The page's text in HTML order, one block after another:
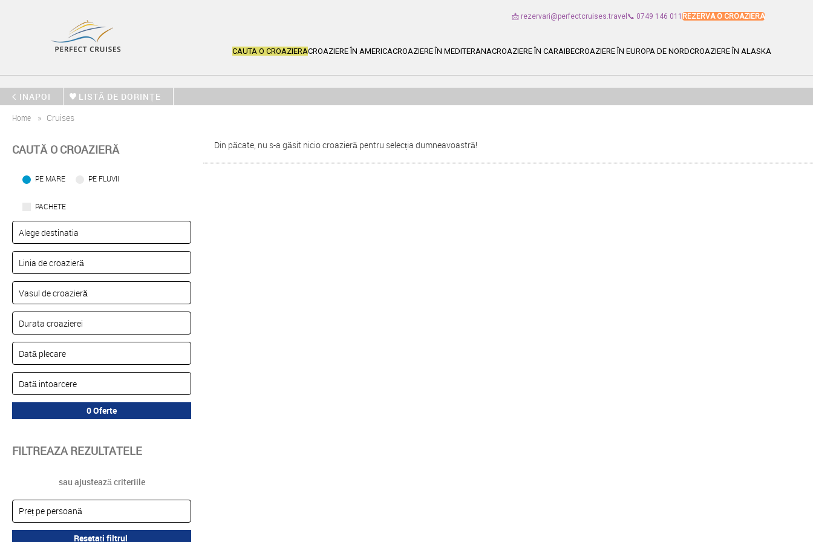
📩 rezervari@perfectcruises.travel 📞 0749 146 011 REZERVA O CROAZIERA
CAUTA O CROAZIERACROAZIERE ÎN AMERICACROAZIERE ÎN MEDITERANACROAZIERE ÎN CARAIBECROAZIERE ÎN EUROPA DE NORDCROAZIERE ÎN ALASKA
INAPOI
LISTĂ DE DORINȚE
Home
Cruises
CAUTĂ O CROAZIERĂ
PE MARE PE FLUVII
PACHETE
FILTREAZA REZULTATELE
sau ajustează criteriile
Din păcate, nu s-a găsit nicio croazieră pentru selecția dumneavoastră!